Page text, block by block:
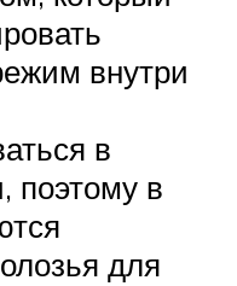
внутри
в
поэтому в
для